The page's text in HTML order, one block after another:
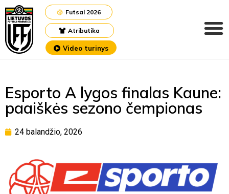
Atributika
Futsal 2026
Video turinys
Esporto A lygos finalas Kaune:
paaiškės sezono čempionas
24 balandžio, 2026